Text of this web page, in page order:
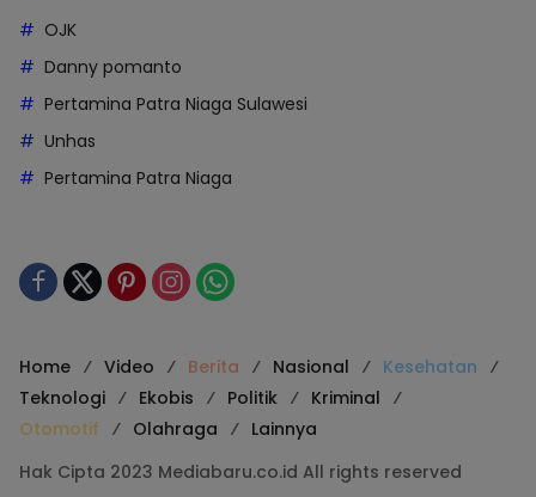
OJK
Danny pomanto
Pertamina Patra Niaga Sulawesi
Unhas
Pertamina Patra Niaga
Home Video Berita Nasional
Kesehatan
Teknologi
Ekobis Politik
Kriminal
Otomotif
Olahraga
Lainnya
Hak Cipta 2023 Mediabaru.co.id All rights reserved